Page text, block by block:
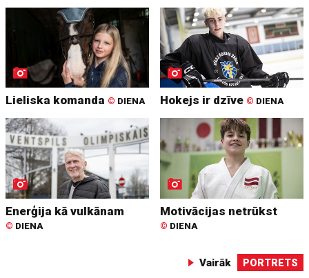
Lieliska komanda © DIENA Hokejs ir dzīve © DIENA
Enerģija kā vulkānam
© DIENA
Motivācijas netrūkst
© DIENA
Vairāk PORTRETS